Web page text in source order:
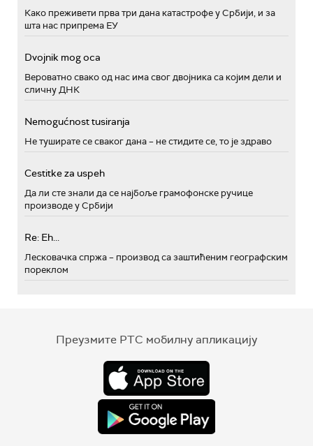
Како преживети прва три дана катастрофе у Србији, и за
шта нас припрема ЕУ
Dvojnik mog oca
Вероватно свако од нас има свог двојника са којим дели и
сличну ДНК
Nemogućnost tusiranja
Не туширате се сваког дана – не стидите се, то је здраво
Cestitke za uspeh
Да ли сте знали да се најбоље грамофонске ручице
производе у Србији
Re: Eh...
Лесковачка спржа – производ са заштићеним географским
пореклом
Преузмите РТС мобилну апликацију